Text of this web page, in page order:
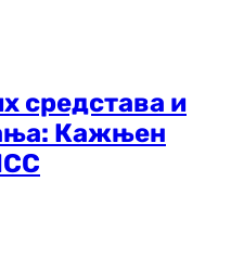
средстава и
Кажњен